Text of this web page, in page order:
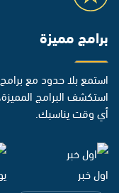
برامج مميزة
استمع بلا حدود مع
استكشف البرامج
أي وقت يناسبك.
اول خبر